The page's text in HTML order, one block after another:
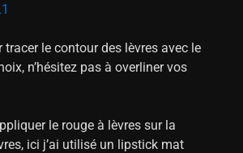
le contour des lèvres avec le
n’hésitez pas à overliner vos
le rouge à lèvres sur la
ici j’ai utilisé un lipstick mat